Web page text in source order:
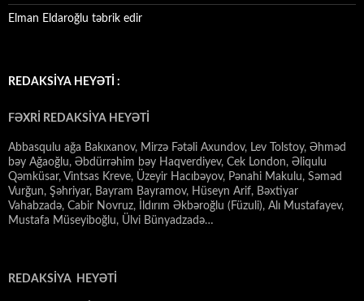
Elman Eldaroğlu təbrik edir
REDAKSİYA HEYƏTİ :
FƏXRİ REDAKSİYA HEYƏTİ
Abbasqulu ağa Bakıxanov, Mirzə Fətəli Axundov, Lev Tolstoy, Əhməd
bəy Ağaoğlu, Əbdürrəhim bəy Haqverdiyev, Cek London, Əliqulu
Qəmküsar, Vintsas Kreve, Üzeyir Hacıbəyov, Pənahi Makulu, Səməd
Vurğun, Şəhriyar, Bayram Bayramov, Hüseyn Arif, Bəxtiyar
Vahabzadə, Cabir Novruz, İldırım Əkbəroğlu (Füzuli), Alı Mustafayev,
Mustafa Müseyiboğlu, Ülvi Bünyadzadə…
REDAKSİYA HEYƏTİ